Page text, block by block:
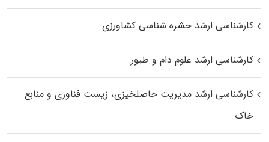
کارشناسی ارشد حشره‌ شناسی کشاورزی
کارشناسی ارشد علوم دام و طیور
کارشناسی ارشد مدیریت حاصلخیزی، زیست فناوری و منابع
خاک